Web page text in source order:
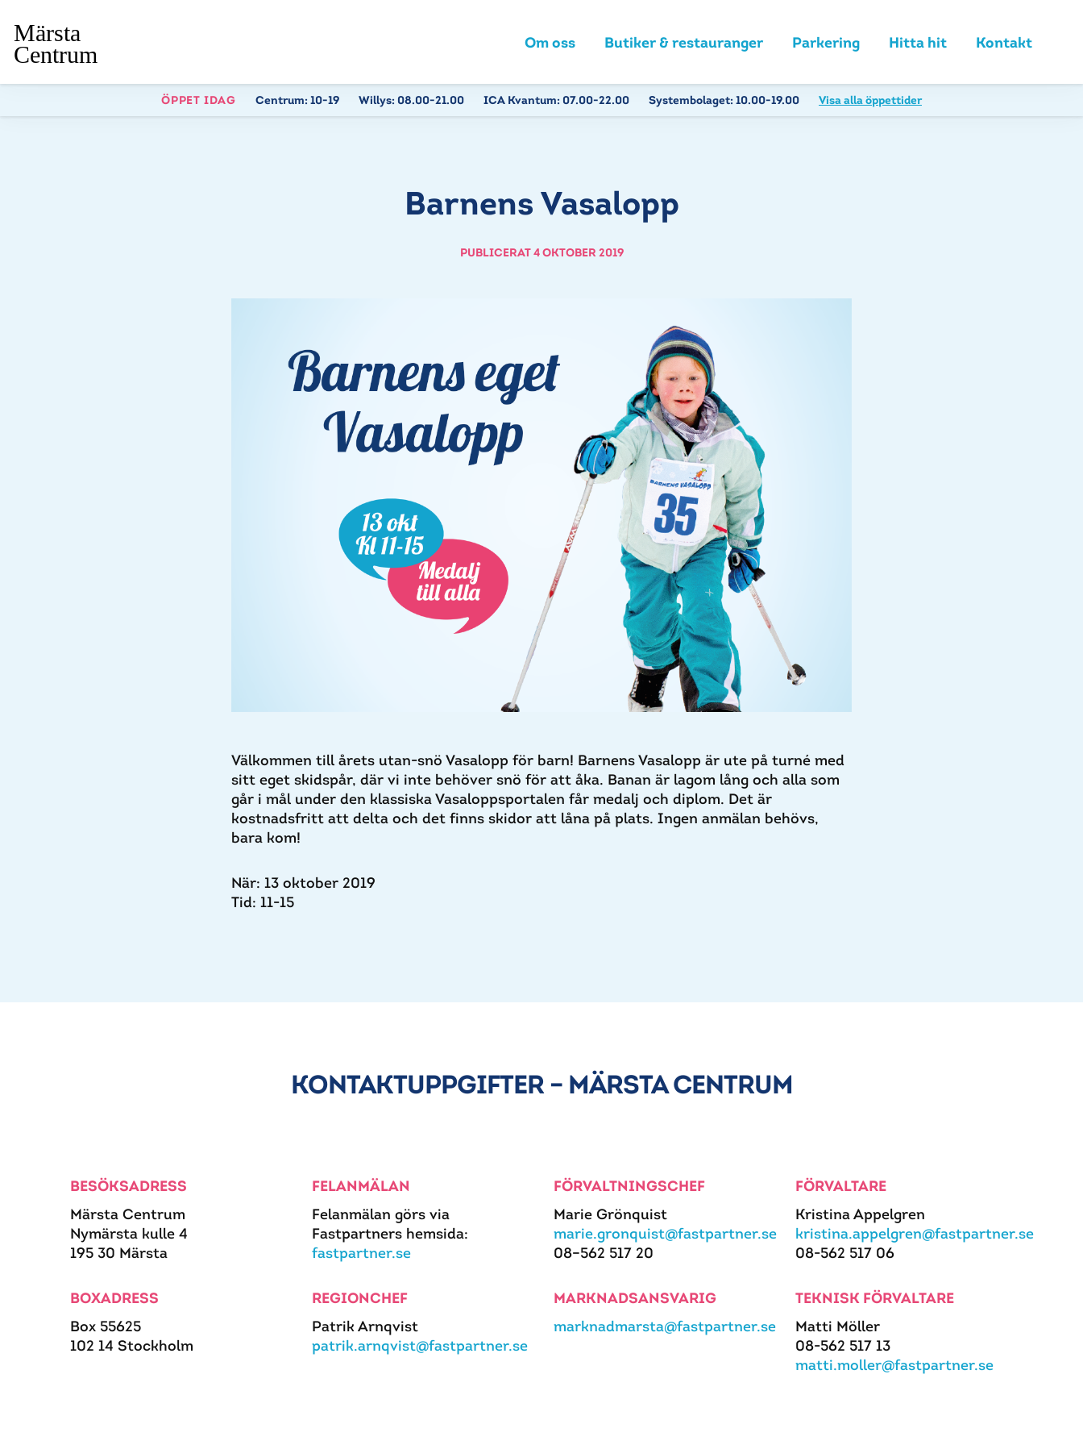
Om oss Butiker & restauranger Parkering Hitta hit Kontakt
ÖPPET IDAG Centrum: 10-19 Willys: 08.00-21.00 ICA Kvantum: 07.00-22.00 Systembolaget: 10.00-19.00 Visa alla öppettider
Barnens Vasalopp
PUBLICERAT 4 OKTOBER 2019
Välkommen till årets utan-snö Vasalopp för barn! Barnens Vasalopp är ute på turné med
sitt eget skidspår, där vi inte behöver snö för att åka. Banan är lagom lång och alla som
går i mål under den klassiska Vasaloppsportalen får medalj och diplom. Det är
kostnadsfritt att delta och det finns skidor att låna på plats. Ingen anmälan behövs,
bara kom!
När: 13 oktober 2019
Tid: 11-15
KONTAKTUPPGIFTER – MÄRSTA CENTRUM
BESÖKSADRESS
Märsta Centrum
Nymärsta kulle 4
195 30 Märsta
BOXADRESS
Box 55625
102 14 Stockholm
FELANMÄLAN
Felanmälan görs via
Fastpartners hemsida:
fastpartner.se
REGIONCHEF
Patrik Arnqvist
patrik.arnqvist@fastpartner.se
FÖRVALTNINGSCHEF
Marie Grönquist
marie.gronquist@fastpartner.se
08–562 517 20
MARKNADSANSVARIG
marknadmarsta@fastpartner.se
FÖRVALTARE
Kristina Appelgren
kristina.appelgren@fastpartner.se
08-562 517 06
TEKNISK FÖRVALTARE
Matti Möller
08-562 517 13
matti.moller@fastpartner.se